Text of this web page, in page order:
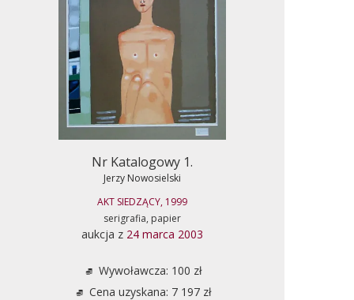
Nr Katalogowy 1.
Jerzy Nowosielski
AKT SIEDZĄCY, 1999
serigrafia, papier
aukcja z 24 marca 2003
Wywoławcza: 100 zł
Cena uzyskana: 7 197 zł